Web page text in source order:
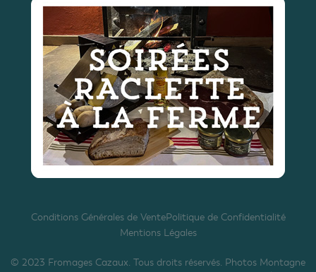
Conditions Générales de VentePolitique de Confidentialité
Mentions Légales
© 2023 Fromages Cazaux. Tous droits réservés. Photos Montagne